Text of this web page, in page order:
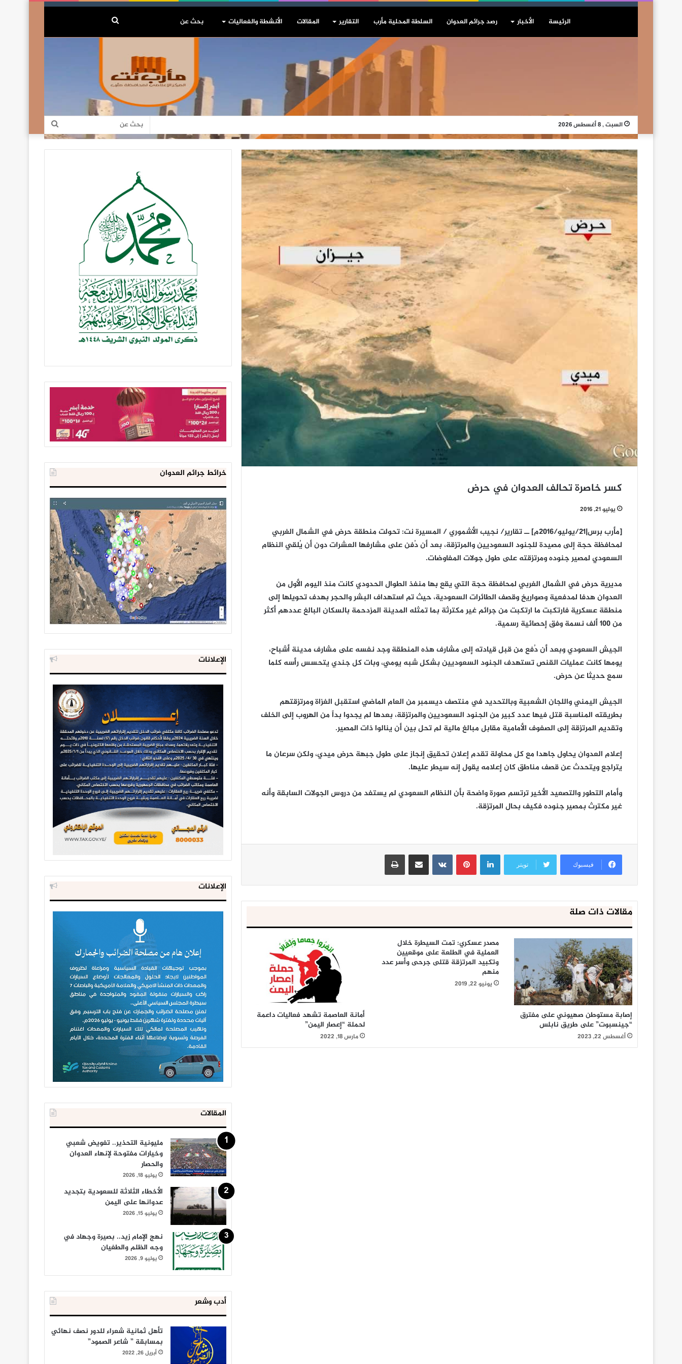
الرئيسة الأخبار رصد جرائم العدوان السلطة المحلية مأرب التقارير المقالات الأنشطة والفعاليات بحث
السبت , 8 أغسطس 2026
بحث
عن
كسر خاصرة تحالف العدوان في حرض
يوليو 21, 2016
[مأرب برس|21/يوليو/2016م] ــ تقارير/ نجيب الأشموري / المسيرة نت: تحولت منطقة حرض في الشمال الغربي
لمحافظة حجة إلى مصيدة للجنود السعوديين والمرتزقة، بعد أن دُفن على مشارفها العشرات دون أن يُلقي النظام
السعودي لمصير جنوده ومرتزقته على طول جولات المفاوضات.
مديرية حرض في الشمال الغربي لمحافظة حجة التي يقع بها منفذ الطوال الحدودي كانت منذ اليوم الأول من
العدوان هدفا لمدفعية وصواريخ وقصف الطائرات السعودية، حيث تم استهداف البشر والحجر بهدف تحويلها إلى
منطقة عسكرية فارتكبت ما ارتكبت من جرائم غير مكترثة بما تمثله المدينة المزدحمة بالسكان البالغ عددهم أكثر
من 100 ألف نسمة وفق إحصائية رسمية.
الجيش السعودي وبعد أن دُفع من قبل قيادته إلى مشارف هذه المنطقة وجد نفسه على مشارف مدينة أشباح،
يومها كانت عمليات القنص تستهدف الجنود السعوديين بشكل شبه يومي، وبات كل جندي يتحسس رأسه كلما
سمع حديثا عن حرض.
الجيش اليمني واللجان الشعبية وبالتحديد في منتصف ديسمبر من العام الماضي استقبل الغزاة ومرتزقتهم
بطريقته المناسبة قتل فيها عدد كبير من الجنود السعوديين والمرتزقة، بعدها لم يجدوا بداً من الهروب إلى الخلف
وتقديم المرتزقة إلى الصفوف الأمامية مقابل مبالغ مالية لم تحل بين أن ينالوا ذات المصير.
إعلام العدوان يحاول جاهدا مع كل محاولة تقدم إعلان تحقيق إنجاز على طول جبهة حرض ميدي، ولكن سرعان ما
يتراجع ويتحدث عن قصف مناطق كان إعلامه يقول إنه سيطر عليها.
وأمام التطور والتصعيد الأخير ترتسم صورة واضحة بأن النظام السعودي لم يستفد من دروس الجولات السابقة وأنه
غير مكترث بمصير جنوده فكيف بحال المرتزقة.
فيسبوك تويتر
لينكدإنبينتيريست مشاركة عبر البريد طباعة
مقالات ذات صلة
إصابة مستوطن صهيوني على مفترق
“جينسبوت” على طريق نابلس
أغسطس 22, 2023
مصدر عسكري: تمت السيطرة خلال
العملية في الطلعة على موقعيين
وتكبيد المرتزقة قتلى جرحى وأسر عدد
منهم
يونيو 22, 2019
أمانة العاصمة تشهد فعاليات داعمة
لحملة “إعصار اليمن”
مارس 18, 2022
خرائط جرائم العدوان
الإعلانات
الإعلانات
المقالات
مليونية التحذير.. تفويض شعبي
وخيارات مفتوحة لإنهاء العدوان
والحصار
يوليو 18, 2026
الأخطاء الثلاثة للسعودية بتجديد
عدوانها على اليمن
يوليو 15, 2026
نهج الإمام زيد.. بصيرة وجهاد في
وجه الظلم والطغيان
يوليو 9, 2026
أدب وشعر
تأهل ثمانية شعراء للدور نصف نهائي
بمسابقة ” شاعر الصمود”
أبريل 26, 2022